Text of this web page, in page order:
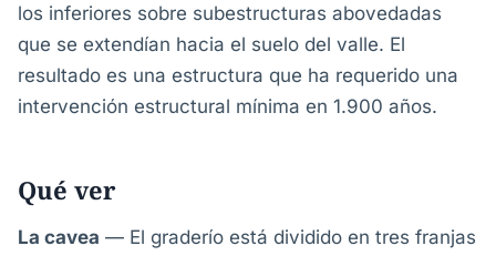
los inferiores sobre subestructuras abovedadas
que se extendían hacia el suelo del valle. El
resultado es una estructura que ha requerido una
intervención estructural mínima en 1.900 años.
Qué ver
La cavea — El graderío está dividido en tres franjas